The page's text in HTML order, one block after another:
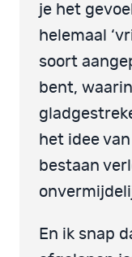
je het
helemaal
soort
bent,
het idee
bestaan
En ik snap